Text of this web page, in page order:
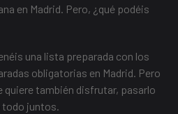
en Madrid. Pero, ¿qué podéis
una lista preparada con los
obligatorias en Madrid. Pero
quiere también disfrutar, pasarlo
todo juntos.